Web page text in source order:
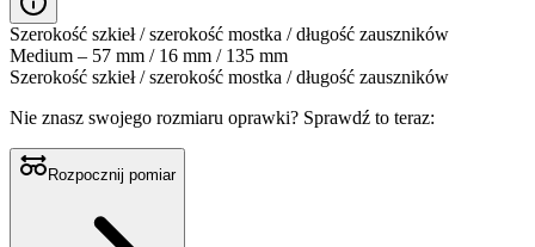
Szerokość szkieł / szerokość mostka / długość zauszników
Medium – 57 mm / 16 mm / 135 mm
Szerokość szkieł / szerokość mostka / długość zauszników
Nie znasz swojego rozmiaru oprawki? Sprawdź to teraz:
Rozpocznij pomiar